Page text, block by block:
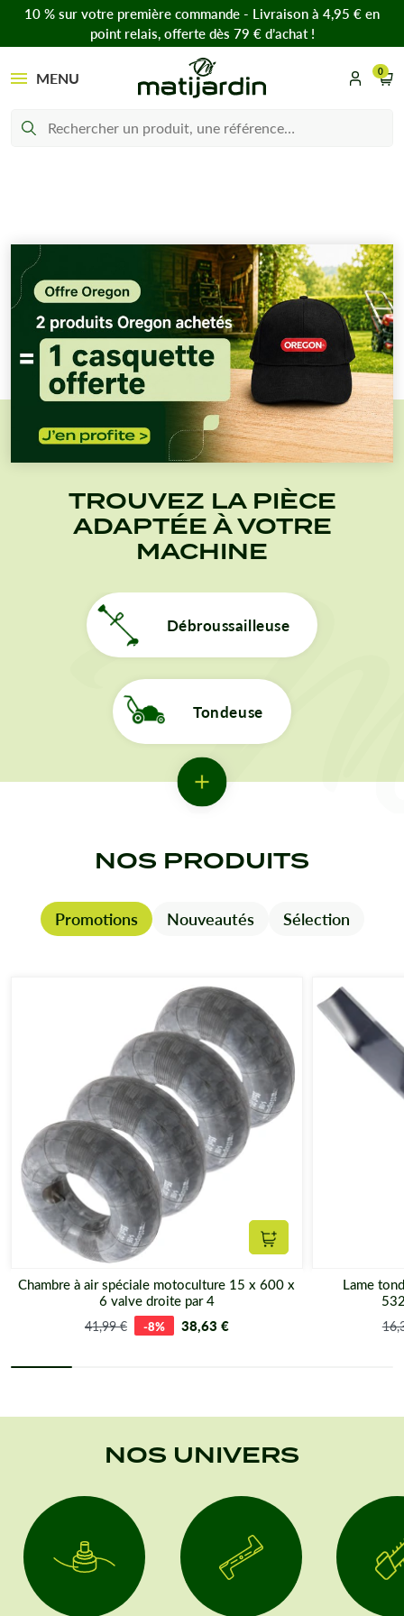
10 % sur votre première commande - Livraison à 4,95 € en
point relais, offerte dès 79 € d’achat !
MENU 0
TROUVEZ LA PIÈCE
ADAPTÉE À VOTRE
MACHINE
Débroussailleuse
Tondeuse
Tronçonneuse
Motoculteur
Moteur
Scarificateur
Souffleur
NOS PRODUITS
Promotions Nouveautés Sélection
Ajouter au panier
Chambre à air spéciale motoculture 15 x 600 x
6 valve droite par 4
41,99 € -8% 38,63 €
Lame
NOS UNIVERS